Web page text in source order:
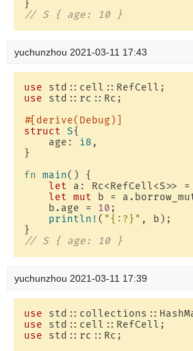
// S { age: 10 }
yuchunzhou 2021-03-11 17:43
use
use std::rc::Rc;
#[derive(Debug)]
struct S{
    age:
i8 ,
}
fn main() {
let a: Rc<RefCell<S>>
let mut b =
    b.age =
10 ;
println! ( "{:?}" , b);
// S { age: 10 }
yuchunzhou 2021-03-11 17:39
use
use
use std::rc::Rc;